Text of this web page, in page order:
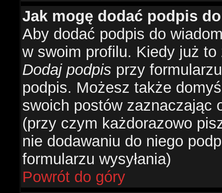
Jak mogę dodać podpis
Aby dodać podpis do
w swoim profilu. Kiedy już
Dodaj podpis przy
podpis. Możesz także
swoich postów zaznaczając
(przy czym każdorazowo
nie dodawaniu do niego
formularzu wysyłania)
Powrót do góry